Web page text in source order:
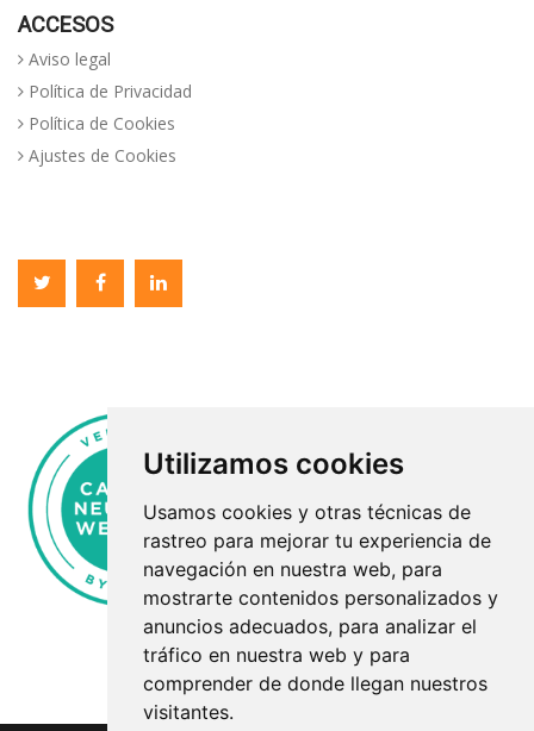
Utilizamos cookies
Usamos cookies y otras técnicas de
rastreo para mejorar tu experiencia de
navegación en nuestra web, para
mostrarte contenidos personalizados y
anuncios adecuados, para analizar el
tráfico en nuestra web y para
comprender de donde llegan nuestros
visitantes.
ACCESOS
Aviso legal
Política de Privacidad
Política de Cookies
Ajustes de Cookies